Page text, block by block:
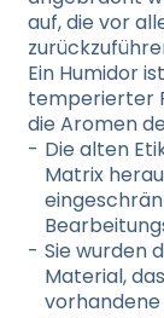
auf, die vor
Ein Humidor
temperierter
die Aromen
Die alten
Matrix
Sie wurden
Material,